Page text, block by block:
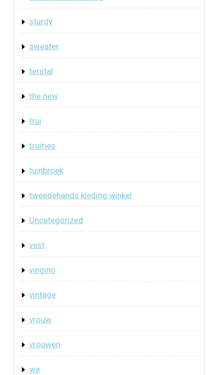
sturdy
sweater
terstal
the new
trui
truitjes
tuinbroek
tweedehands kleding winkel
Uncategorized
vest
vingino
vintage
vrouw
vrouwen
we